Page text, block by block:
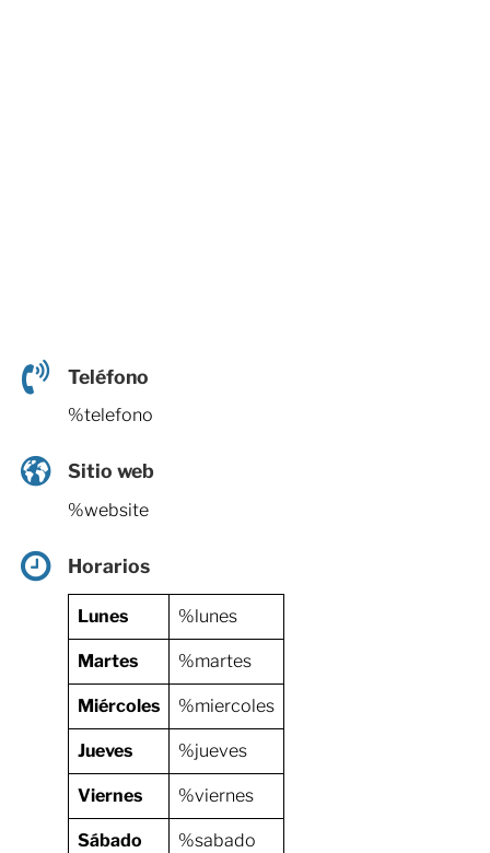
Teléfono
%telefono
Sitio web
%website
Horarios
Lunes %lunes
Martes %martes
Miércoles %miercoles
Jueves %jueves
Viernes %viernes
Sábado %sabado